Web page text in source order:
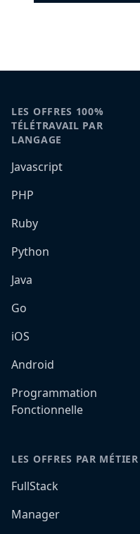
LES OFFRES 100%
TÉLÉTRAVAIL PAR
LANGAGE
Javascript
PHP
Ruby
Python
Java
Go
iOS
Android
Programmation
Fonctionnelle
LES OFFRES PAR MÉTIER
FullStack
Manager